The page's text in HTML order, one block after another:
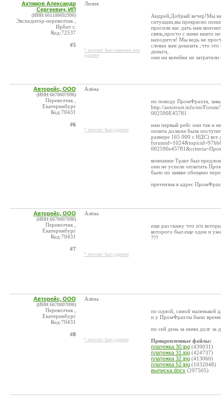
Ахтямов Александр
Сергеевич, ИП
(ИНН:661188692998)
Экспедитор-перевозчик ,
Ирбит г.
Код:72537
#5
Лилия
* контакт был изменен или
удален
Андрей,Добрый вечер!Мы
ситуации,вы прекрасно
просили вас дать нам
связь,просто с нами никто
находится! Мы ведь не
словах вам доказать ,что
деньги,
они ни копейки не затратили
Авторейс, ООО
(ИНН:6670007098)
Перевозчик ,
Екатеринбург
Код:70431
#6
Алёна
* контакт был удален
по поводу ПромФрахта,
http://autotrust.info/en/
002590E45781
нам первый рейс они так и
оплата должна была
размере 165 000 с НДС) все
компании Тракт был
они не успели оплатить
было по заявке обещано
претензия в адрес
Авторейс, ООО
(ИНН:6670007098)
Перевозчик ,
Екатеринбург
Код:70431
#7
Алёна
* контакт был удален
еще раз скажу что п/п
которого был еще один и
???
Авторейс, ООО
(ИНН:6670007098)
Перевозчик ,
Екатеринбург
Код:70431
#8
Алёна
* контакт был удален
по одной, самой маленькой
и у ПромФрахты было время
по сей день за ними долг
Прикрепленные файлы:
платежка 30.jpg (439031)
платежка 31.jpg (424737)
платежка 32.jpg (413060)
платежка 52.jpg (1032048)
выписка.docx (297505)